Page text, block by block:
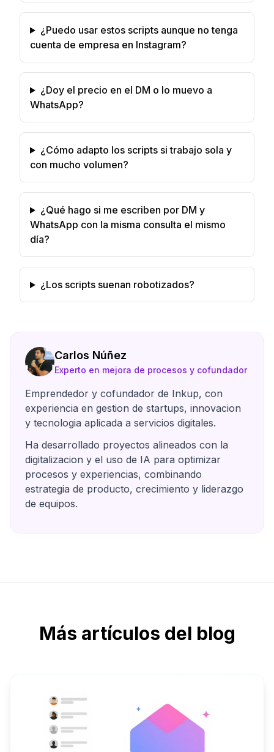
¿Puedo usar estos scripts aunque no tenga
cuenta de empresa en Instagram?
¿Doy el precio en el DM o lo muevo a
WhatsApp?
¿Cómo adapto los scripts si trabajo sola y
con mucho volumen?
¿Qué hago si me escriben por DM y
WhatsApp con la misma consulta el mismo
día?
¿Los scripts suenan robotizados?
Carlos Núñez
Experto en mejora de procesos y cofundador
Emprendedor y cofundador de Inkup, con
experiencia en gestion de startups, innovacion
y tecnologia aplicada a servicios digitales.
Ha desarrollado proyectos alineados con la
digitalizacion y el uso de IA para optimizar
procesos y experiencias, combinando
estrategia de producto, crecimiento y liderazgo
de equipos.
Más artículos del blog